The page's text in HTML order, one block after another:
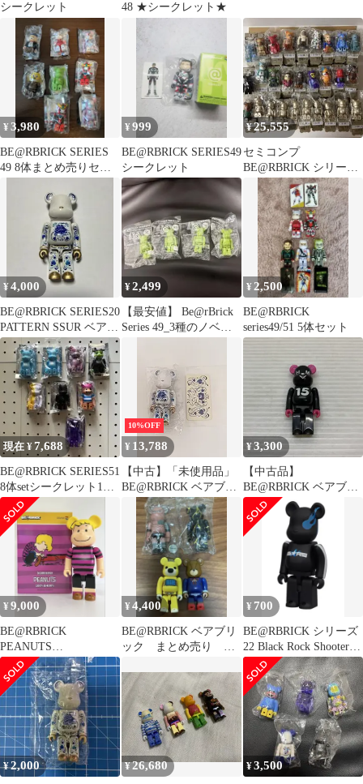
シークレット
48 ★シークレット★
¥3,980
BE@RBRICK SERIES
49 8体まとめ売りセッ
¥999
BE@RBRICK SERIES49
シークレット
¥25,555
セミコンプ
BE@RBRICK シリーズ
52 シークレット込み28
個セット
¥4,000
BE@RBRICK SERIES20
PATTERN SSUR ベアブ
リック
¥2,499
【最安値】 Be@rBrick
Series 49_3種のノベル
¥ 2,500
BE@RBRICK
series49/51 5体セット
現在 ¥7,688
BE@RBRICK SERIES51
8体setシークレット1体
含む‼️
10%OFF
¥ 13,788
【中古】「未使用品」
BE@RBRICK ベアブリ
ック SERIES20
PATTERN SSUR
¥3,300
【中古品】
BE@RBRICK ベアブリ
ック シリーズ10 シーク
レット SECRET 裏
HMV 【038-260629-AS-
8-min】
¥9,000
BE@RBRICK
PEANUTS
SCHROEDER 400％サ
イズのみ
¥4,400
BE@RBRICK ベアブリ
ック まとめ売り シ
い得 人気
¥ 700
BE@RBRICK シリーズ
22 Black Rock Shooter
100%
¥2,000 ¥26,680 ¥3,500